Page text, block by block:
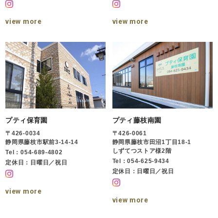
view more view more
プティ保育園
〒426-0034
静岡県藤枝市駅前3-14-14
Tel：054-689-4802
定休日：日曜日／祝日
view more
プティ藤枝南園
〒426-0061
静岡県藤枝市田沼1丁目18-1
しずてつストア様2階
Tel：054-625-9434
定休日：日曜日／祝日
view more